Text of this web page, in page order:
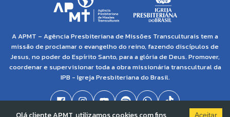
A APMT – Agência Presbiteriana de Missões Transculturais tem a
missão de proclamar o evangelho do reino, fazendo discípulos de
Jesus, no poder do Espírito Santo, para a glória de Deus. Promover,
coordenar e supervisionar toda a obra missionária transcultural da
IPB - Igreja Presbiteriana do Brasil.
Aceitar